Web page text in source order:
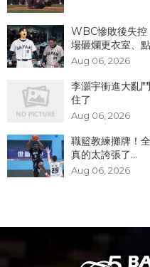
WBC慘敗後失控
場砸爛更衣室、
Aug 06, 2026
李灝宇衝進大亂
住了
Aug 06, 2026
職籃教練攤牌！
真的太誇張了...
Aug 06, 2026